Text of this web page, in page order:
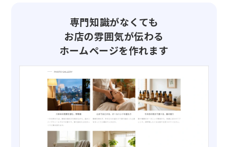
専門知識がなくても
お店の雰囲気が伝わる
ホームページを作れます